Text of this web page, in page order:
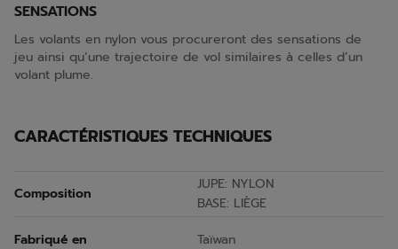
SENSATIONS
Les volants en nylon vous procureront des sensations de
jeu ainsi qu’une trajectoire de vol similaires à celles d’un
volant plume.
CARACTÉRISTIQUES TECHNIQUES
Composition
JUPE: NYLON
BASE: LIÈGE
Fabriqué en
Taïwan